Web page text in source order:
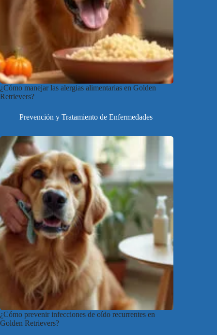
¿Cómo manejar las alergias alimentarias en Golden
Retrievers?
Prevención y Tratamiento de Enfermedades
¿Cómo prevenir infecciones de oído recurrentes en
Golden Retrievers?